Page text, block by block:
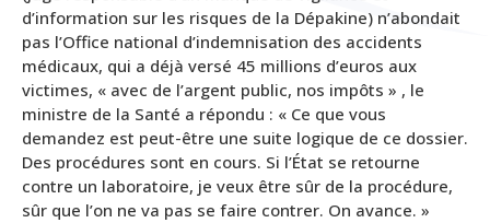
d’information sur les risques de la Dépakine) n’abondait
pas l’Office national d’indemnisation des accidents
médicaux, qui a déjà versé 45 millions d’euros aux
victimes, « avec de l’argent public, nos impôts » , le
ministre de la Santé a répondu : « Ce que vous
demandez est peut-être une suite logique de ce dossier.
Des procédures sont en cours. Si l’État se retourne
contre un laboratoire, je veux être sûr de la procédure,
sûr que l’on ne va pas se faire contrer. On avance. »